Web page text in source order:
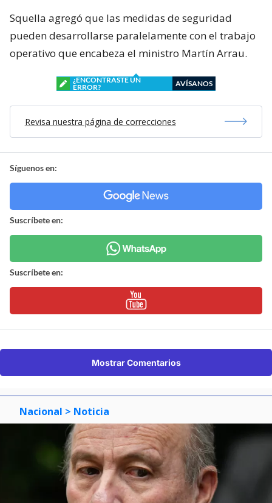
Squella agregó que las medidas de seguridad
pueden desarrollarse paralelamente con el trabajo
operativo que encabeza el ministro Martín Arrau.
¿ENCONTRASTE UN
ERROR?
AVÍSANOS
Revisa nuestra página de correcciones
Síguenos en:
Suscríbete en:
Suscríbete en:
Mostrar Comentarios
Nacional > Noticia